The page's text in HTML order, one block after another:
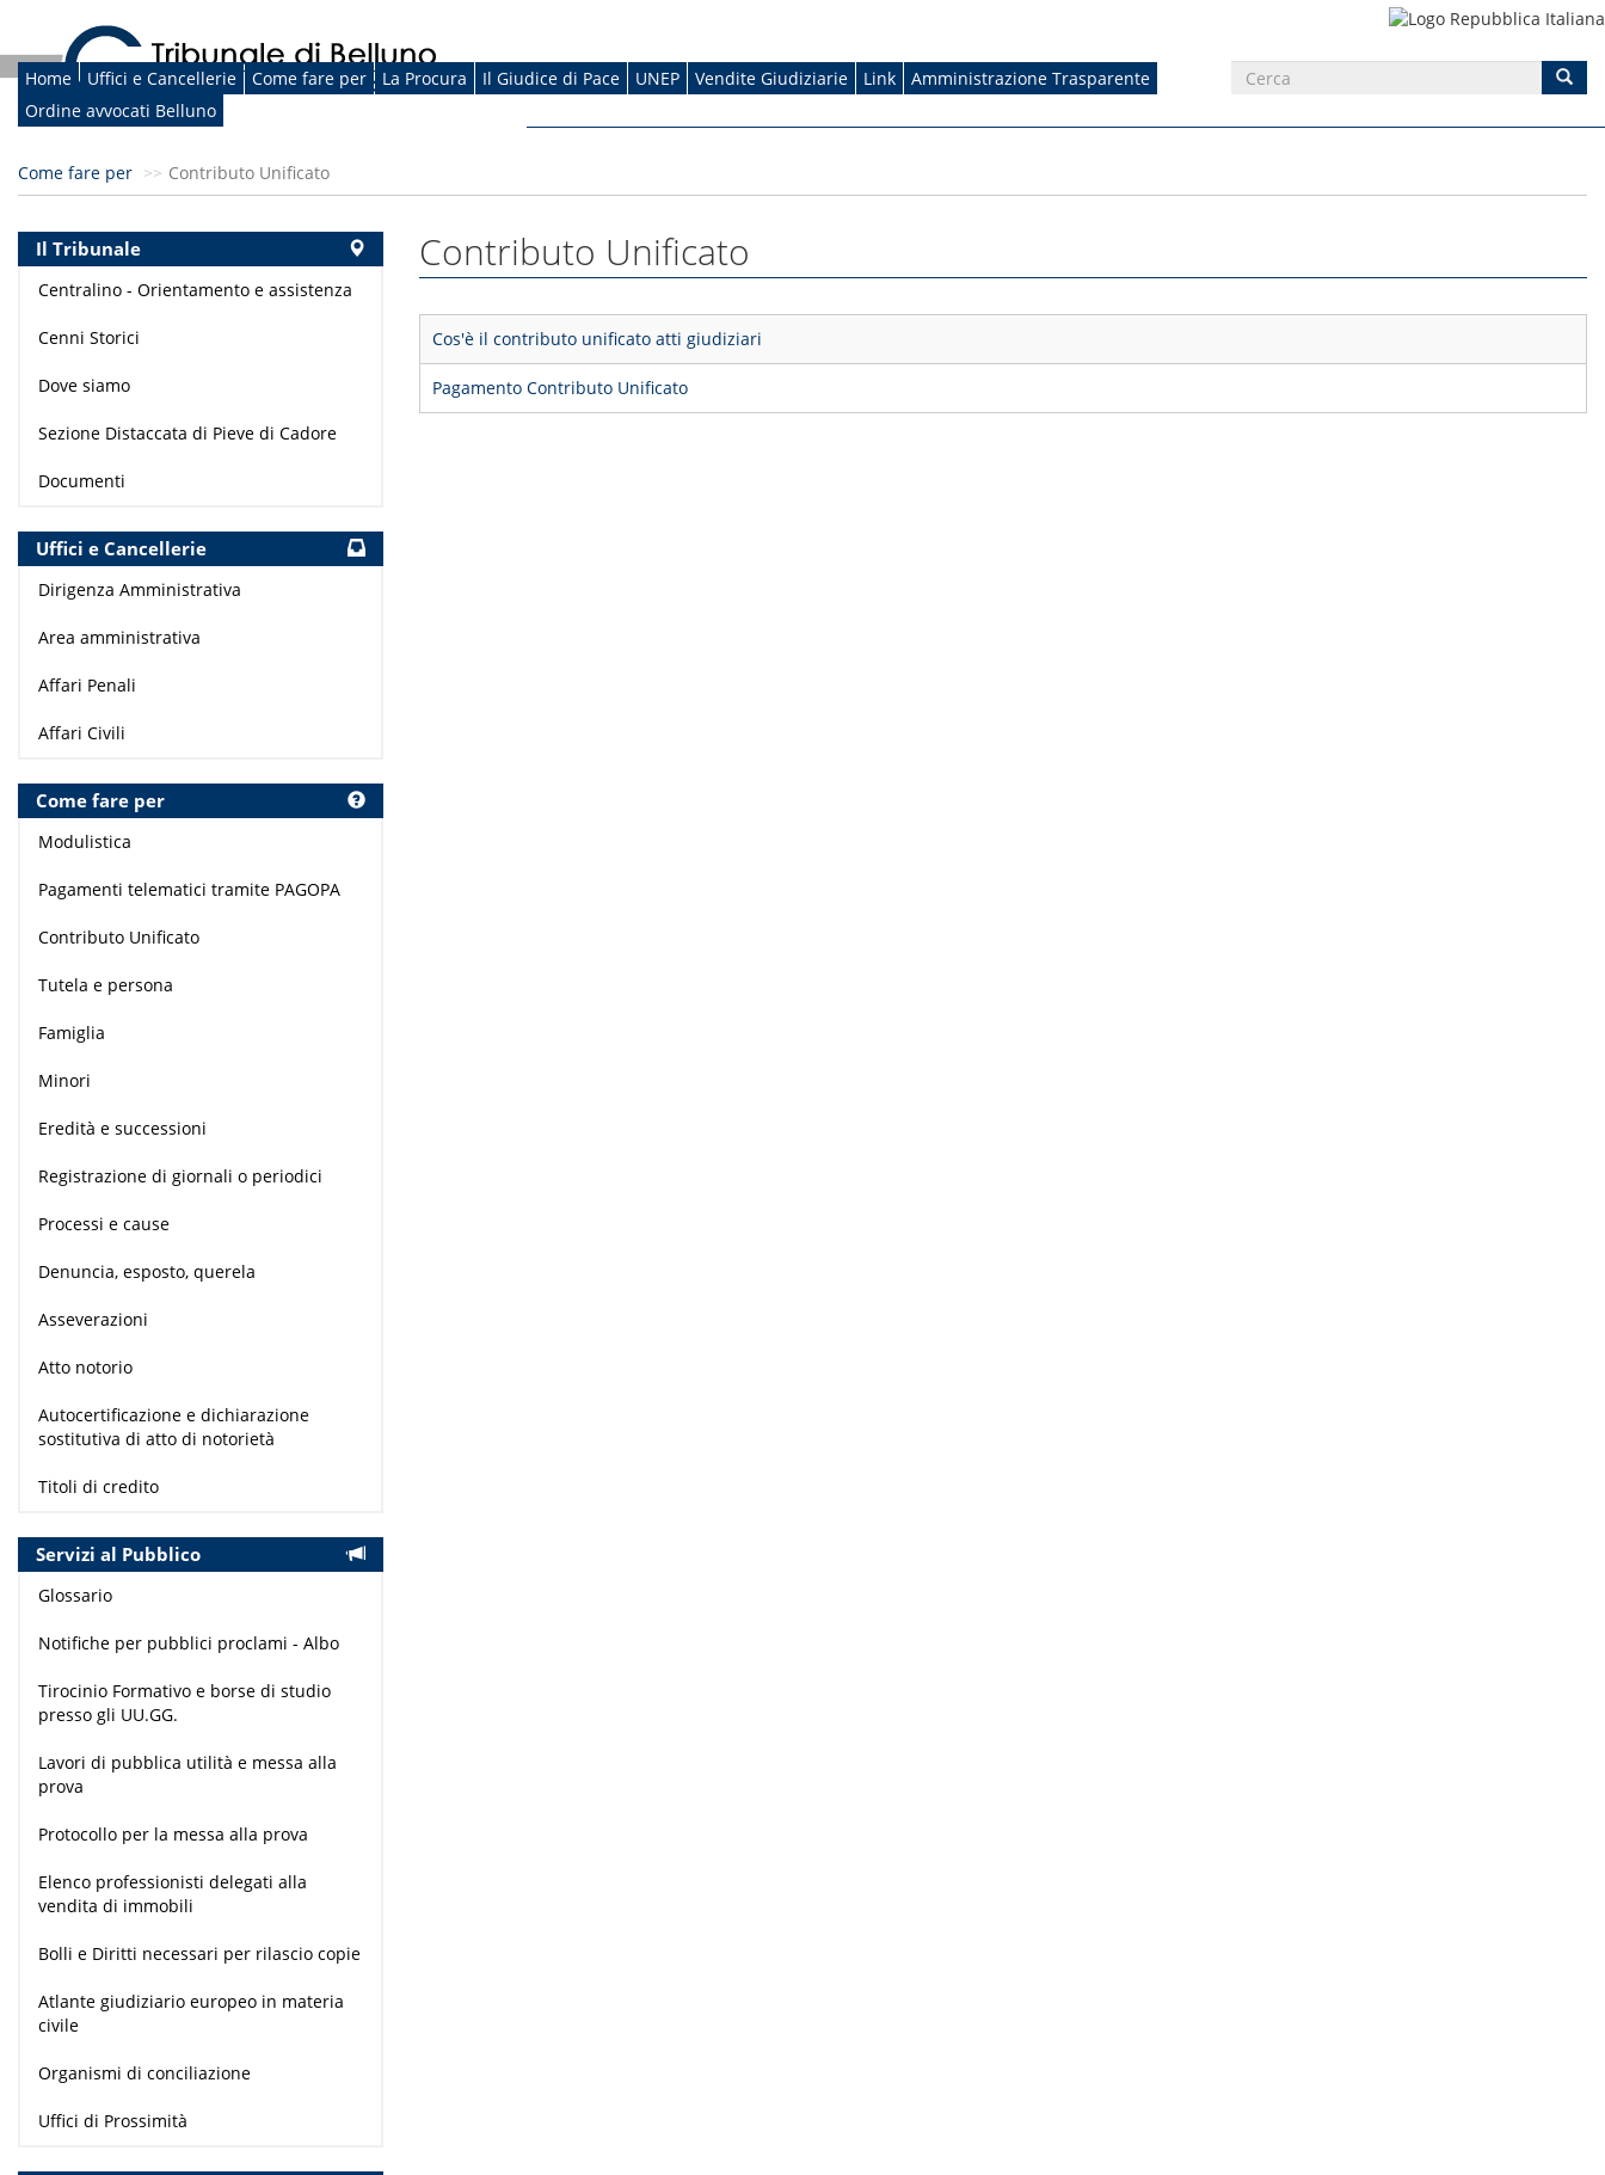
Home Uffici e Cancellerie Come fare per La Procura Il Giudice di Pace UNEP Vendite Giudiziarie Link
Amministrazione Trasparente
Ordine avvocati Belluno
Come fare per Contributo Unificato
Contributo Unificato
Cos'è il contributo unificato atti giudiziari
Pagamento Contributo Unificato
Il Tribunale
Centralino - Orientamento e assistenza
Cenni Storici
Dove siamo
Sezione Distaccata di Pieve di Cadore
Documenti
Uffici e Cancellerie
Dirigenza Amministrativa
Area amministrativa
Affari Penali
Affari Civili
Come fare per
Modulistica
Pagamenti telematici tramite PAGOPA
Contributo Unificato
Tutela e persona
Famiglia
Minori
Eredità e successioni
Registrazione di giornali o periodici
Processi e cause
Denuncia, esposto, querela
Asseverazioni
Atto notorio
Autocertificazione e dichiarazione
sostitutiva di atto di notorietà
Titoli di credito
Servizi al Pubblico
Glossario
Notifiche per pubblici proclami - Albo
Tirocinio Formativo e borse di studio
presso gli UU.GG.
Lavori di pubblica utilità e messa alla
prova
Protocollo per la messa alla prova
Elenco professionisti delegati alla
vendita di immobili
Bolli e Diritti necessari per rilascio copie
Atlante giudiziario europeo in materia
civile
Organismi di conciliazione
Uffici di Prossimità